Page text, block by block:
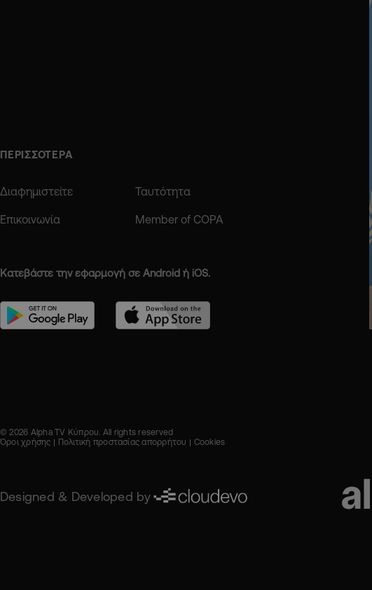
ΠΕΡΙΣΣΟΤΕΡΑ
Διαφημιστείτε Ταυτότητα
Επικοινωνία Member of COPA
Κατεβάστε την εφαρμογή σε Android ή iOS.
© 2026 Alpha TV Κύπρου. All rights reserved
Όροι χρήσης
Πολιτική προστασίας απορρήτου Cookies
Designed & Developed by